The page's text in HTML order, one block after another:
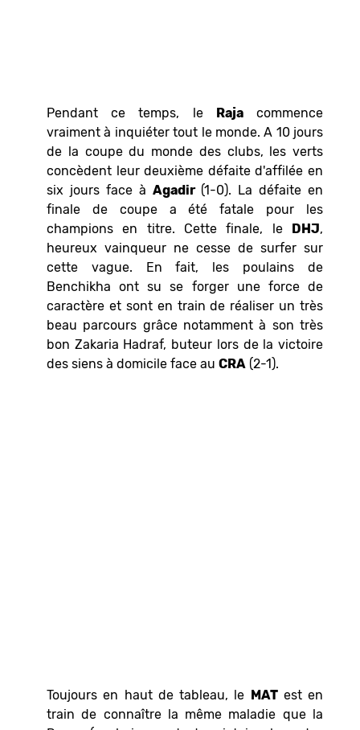
Pendant ce temps, le Rajacommence
vraiment à inquiéter tout le monde. A 10 jours
de la coupe du monde des clubs, les verts
concèdent leur deuxième défaite d'affilée en
six jours face à Agadir(1-0). La défaite en
finale de coupe a été fatale pour les
champions en titre. Cette finale, le
DHJ,
heureux vainqueur ne cesse de surfer sur
cette vague. En fait, les poulains de
Benchikha ont su se forger une force de
caractère et sont en train de réaliser un très
beau parcours grâce notamment à son très
bon Zakaria Hadraf, buteur lors de la victoire
des siens à domicile face au CRA (2-1).
Toujours en haut de tableau, le MATest en
train de connaître la même maladie que la